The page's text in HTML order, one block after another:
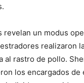
revelan un modus
realizaron
al rastro de pollo.
los encargados de